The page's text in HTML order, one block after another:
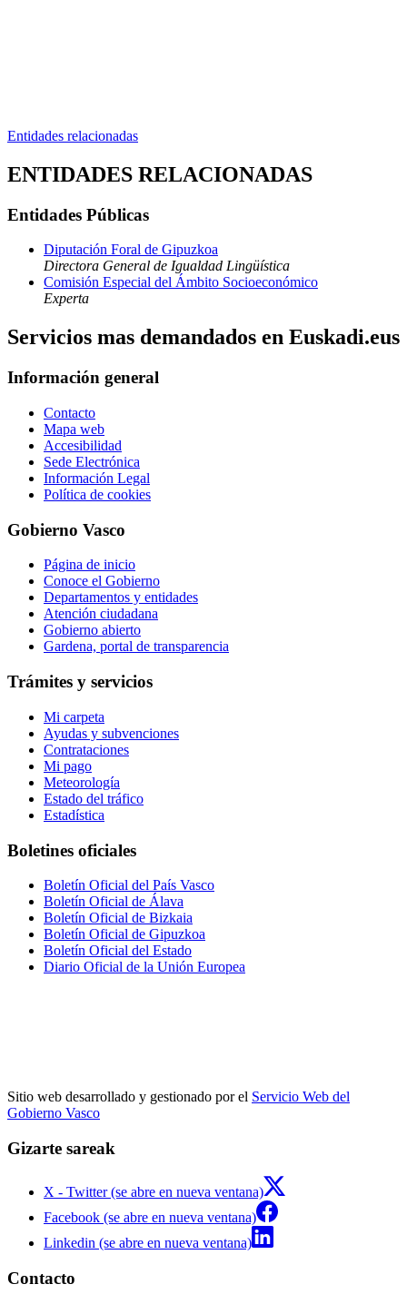
Entidades relacionadas
ENTIDADES RELACIONADAS
Entidades Públicas
Diputación Foral de Gipuzkoa
Directora General de Igualdad Lingüística
Comisión Especial del Ámbito Socioeconómico
Experta
Servicios mas demandados en Euskadi.eus
Información general
Contacto
Mapa web
Accesibilidad
Sede Electrónica
Información Legal
Política de cookies
Gobierno Vasco
Página de inicio
Conoce el Gobierno
Departamentos y entidades
Atención ciudadana
Gobierno abierto
Gardena, portal de transparencia
Trámites y servicios
Mi carpeta
Ayudas y subvenciones
Contrataciones
Mi pago
Meteorología
Estado del tráfico
Estadística
Boletines oficiales
Boletín Oficial del País Vasco
Boletín Oficial de Álava
Boletín Oficial de Bizkaia
Boletín Oficial de Gipuzkoa
Boletín Oficial del Estado
Diario Oficial de la Unión Europea
Sitio web desarrollado y gestionado por el Servicio Web del
Gobierno Vasco
Gizarte sareak
X - Twitter (se abre en nueva ventana)
Facebook (se abre en nueva ventana)
Linkedin (se abre en nueva ventana)
Contacto